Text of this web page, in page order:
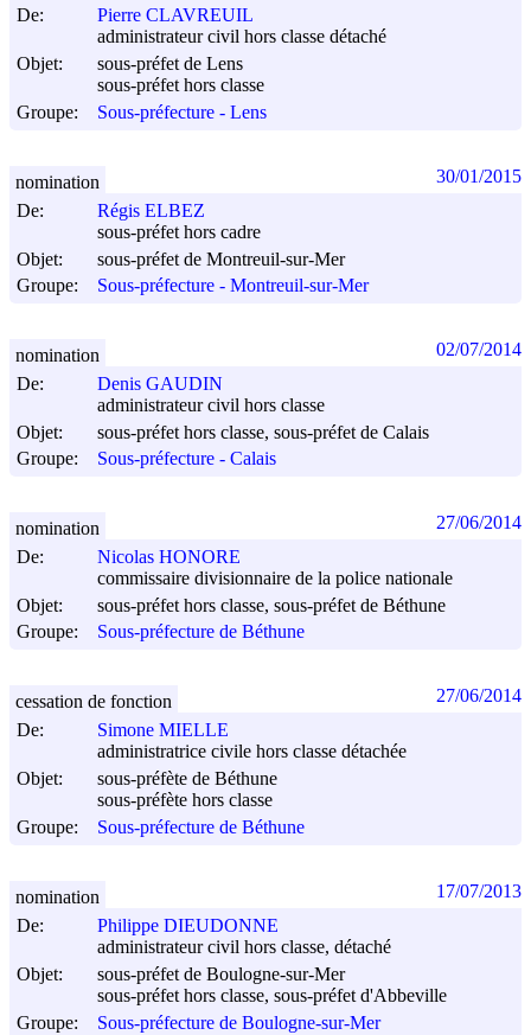
De:
Pierre CLAVREUIL
administrateur civil hors classe détaché
Objet:
sous-préfet de Lens
sous-préfet hors classe
Groupe:
Sous-préfecture - Lens
De:
Régis ELBEZ
sous-préfet hors cadre
Objet:
sous-préfet de Montreuil-sur-Mer
Groupe:
Sous-préfecture - Montreuil-sur-Mer
nomination 30/01/2015
De:
Denis GAUDIN
administrateur civil hors classe
Objet:
sous-préfet hors classe, sous-préfet de Calais
Groupe:
Sous-préfecture - Calais
nomination 02/07/2014
De:
Nicolas HONORE
commissaire divisionnaire de la police nationale
Objet:
sous-préfet hors classe, sous-préfet de Béthune
Groupe:
Sous-préfecture de Béthune
nomination 27/06/2014
De:
Simone MIELLE
administratrice civile hors classe détachée
Objet:
sous-préfète de Béthune
sous-préfète hors classe
Groupe:
Sous-préfecture de Béthune
cessation de fonction 27/06/2014
De:
Philippe DIEUDONNE
administrateur civil hors classe, détaché
Objet:
sous-préfet de Boulogne-sur-Mer
sous-préfet hors classe, sous-préfet d'Abbeville
Groupe:
Sous-préfecture de Boulogne-sur-Mer
nomination 17/07/2013